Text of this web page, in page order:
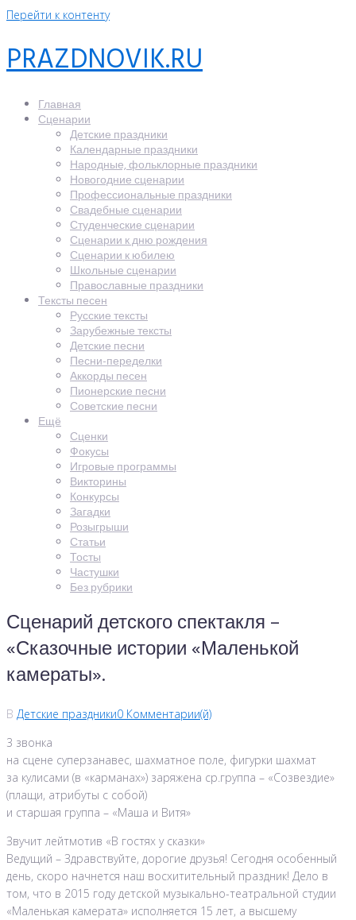
Перейти к контенту
PRAZDNOVIK.RU
Главная
Сценарии
Детские праздники
Календарные праздники
Народные, фольклорные праздники
Новогодние сценарии
Профессиональные праздники
Свадебные сценарии
Студенческие сценарии
Сценарии к дню рождения
Сценарии к юбилею
Школьные сценарии
Православные праздники
Тексты песен
Русские тексты
Зарубежные тексты
Детские песни
Песни-переделки
Аккорды песен
Пионерские песни
Советские песни
Ещё
Сценки
Фокусы
Игровые программы
Викторины
Конкурсы
Загадки
Розыгрыши
Статьи
Тосты
Частушки
Без рубрики
Сценарий детского спектакля –
«Сказочные истории «Маленькой
камераты».
В Детские праздники0 Комментарии(й)
3 звонка
на сцене суперзанавес, шахматное поле, фигурки шахмат
за кулисами (в «карманах») заряжена ср.группа – «Созвездие»
(плащи, атрибуты с собой)
и старшая группа – «Маша и Витя»
Звучит лейтмотив «В гостях у сказки»
Ведущий – Здравствуйте, дорогие друзья! Сегодня особенный
день, скоро начнется наш восхитительный праздник! Дело в
том, что в 2015 году детской музыкально-театральной студии
«Маленькая камерата» исполняется 15 лет, а высшему